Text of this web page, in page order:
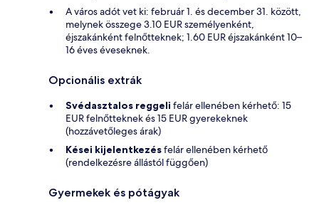
A város adót vet ki: február 1. és december 31. között,
melynek összege 3.10 EUR személyenként,
éjszakánként felnőtteknek; 1.60 EUR éjszakánként 10–
16 éves éveseknek.
Opcionális extrák
Svédasztalos reggeli felár ellenében kérhető: 15
EUR felnőtteknek és 15 EUR gyerekeknek
(hozzávetőleges árak)
Kései kijelentkezésfelár ellenében kérhető
(rendelkezésre állástól függően)
Gyermekek és pótágyak